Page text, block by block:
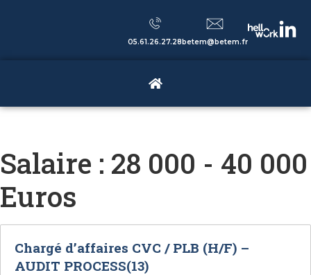
betem@betem.fr
05.61.26.27.28
Salaire : 28 000 - 40 000
Euros
Chargé d’affaires CVC / PLB (H/F) –
AUDIT PROCESS(13)